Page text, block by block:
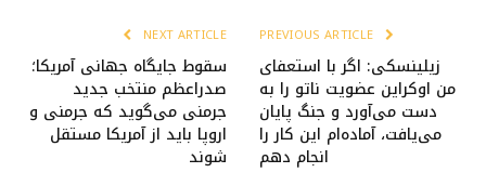
زیلینسکی: اگر با استعفای
من اوکراین عضویت ناتو را به
دست می‌آورد و جنگ پایان
می‌یافت، آماده‌ام این کار را
انجام دهم
NEXT ARTICLE
سقوط جایگاه جهانی آمریکا؛
صدراعظم منتخب جدید
جرمنی می‌گوید که جرمنی و
اروپا باید از آمریکا مستقل
شوند